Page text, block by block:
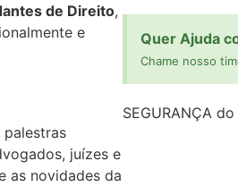
de Direito,
e
palestras
juízes e
as novidades da
Quer Ajuda
Chame nosso
SEGURANÇA do